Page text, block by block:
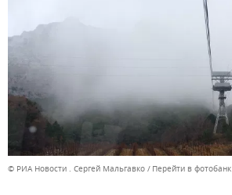
© РИА Новости . Сергей Мальгавко Перейти в фотобанк